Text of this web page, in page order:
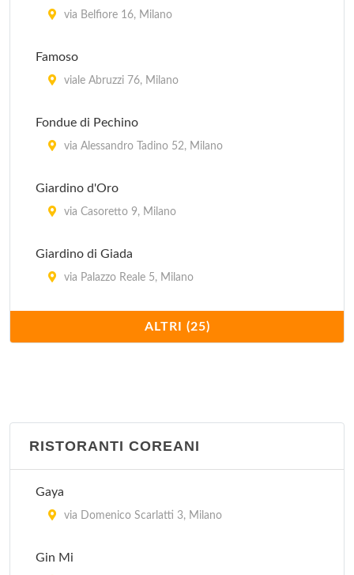
via Belfiore 16, Milano
Famoso
viale Abruzzi 76, Milano
Fondue di Pechino
via Alessandro Tadino 52, Milano
Giardino d'Oro
via Casoretto 9, Milano
Giardino di Giada
via Palazzo Reale 5, Milano
via Giovanni Schiapparelli 5, Milano
Jubin
Kota Radja
ALTRI (25)
RISTORANTI COREANI
Gaya
via Domenico Scarlatti 3, Milano
Gin Mi